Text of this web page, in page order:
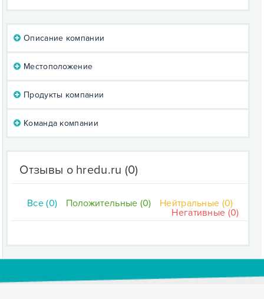
Описание компании
Местоположение
Продукты компании
Команда компании
Отзывы о hredu.ru (0)
Все (0) Положительные (0)
Нейтральные (0)
Негативные (0)